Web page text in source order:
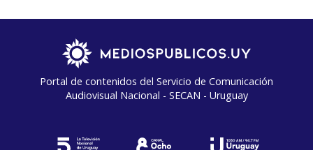
Portal de contenidos del Servicio de Comunicación
Audiovisual Nacional - SECAN - Uruguay